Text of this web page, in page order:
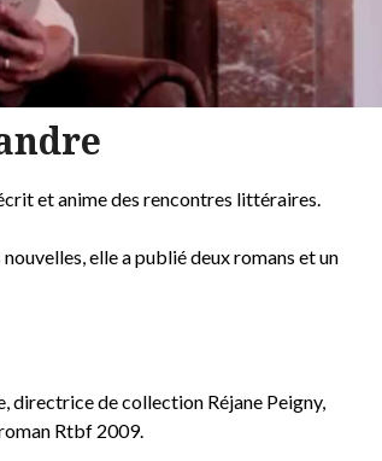
et anime des rencontres littéraires.
elle a publié deux romans et un
directrice de collection Réjane Peigny,
Rtbf 2009.